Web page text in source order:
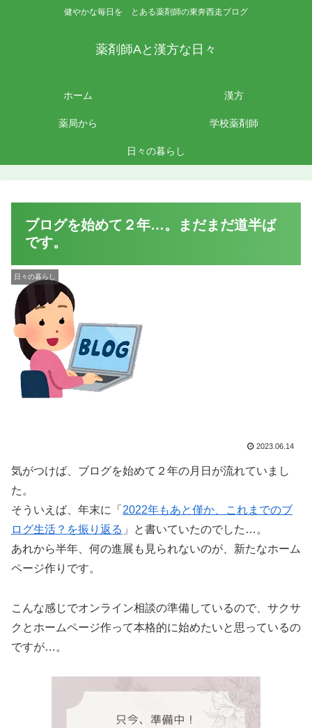
健やかな毎日を とある薬剤師の東奔西走ブログ
薬剤師Aと漢方な日々
ホーム 漢方
薬局から 学校薬剤師
日々の暮らし
ブログを始めて２年…。まだまだ道半ば
です。
日々の暮らし
2023.06.14
気がつけば、ブログを始めて２年の月日が流れていまし
た。
そういえば、年末に「 2022年もあと僅か、これまでのブ
ログ生活？を振り返る 」と書いていたのでした…。
あれから半年、何の進展も見られないのが、新たなホーム
ページ作りです。
こんな感じでオンライン相談の準備しているので、サクサ
クとホームページ作って本格的に始めたいと思っているの
ですが…。